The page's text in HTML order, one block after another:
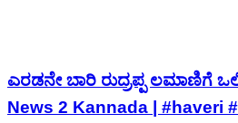
ಎರಡನೇ ಬಾರಿ ರುದ್ರಪ್ಪ ಲಮಾಣಿಗೆ
News 2 Kannada | #haveri